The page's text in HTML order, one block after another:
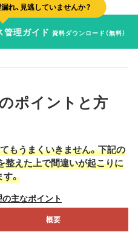
れ、見逃していませんか？
管理ガイド 資料ダウンロード（無料）
ポイントと方
もうまくいきません。下記の
整えた上で間違いが起こりに
。
主なポイント
概要